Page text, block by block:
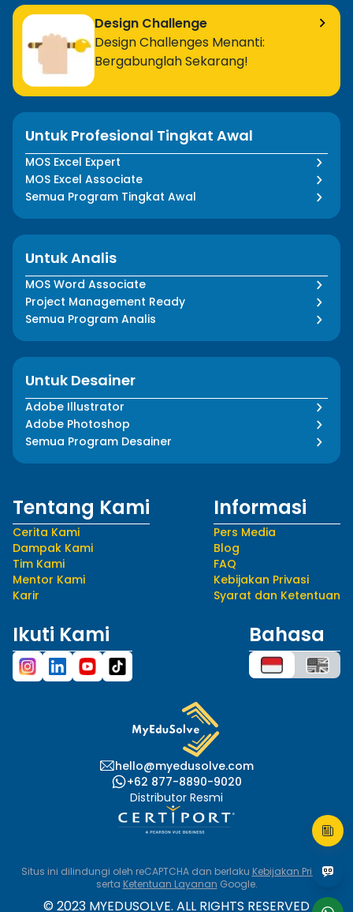
Design Challenge
Design Challenges Menanti:
Bergabunglah Sekarang!
Untuk Profesional Tingkat Awal
MOS Excel Expert
MOS Excel Associate
Semua Program Tingkat Awal
Untuk Analis
MOS Word Associate
Project Management Ready
Semua Program Analis
Untuk Desainer
Adobe Illustrator
Adobe Photoshop
Semua Program Desainer
hello@myedusolve.com
+62 877-8890-9020
Distributor Resmi
Tentang Kami
Cerita Kami
Dampak Kami
Tim Kami
Mentor Kami
Karir
Informasi
Pers Media
Blog
FAQ
Kebijakan Privasi
Syarat dan Ketentuan
Ikuti Kami Bahasa
Situs ini dilindungi oleh reCAPTCHA dan berlaku Kebijakan Privasi
serta Ketentuan Layanan Google.
© 2023 MYEDUSOLVE. ALL RIGHTS RESERVED